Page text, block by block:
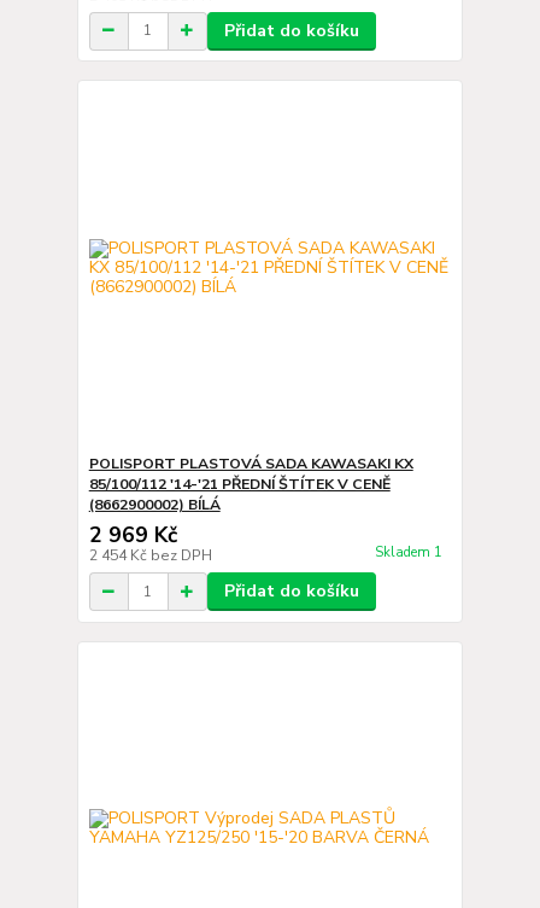
Přidat do košíku
POLISPORT PLASTOVÁ SADA KAWASAKI KX
85/100/112 '14-'21 PŘEDNÍ ŠTÍTEK V CENĚ
(8662900002) BÍLÁ
2 969 Kč
2 454 Kč bez DPH Skladem 1
Přidat do košíku